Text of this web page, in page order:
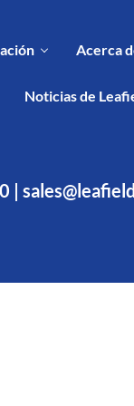
Acerca
Noticias de
|